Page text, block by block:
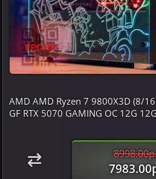
AMD AMD Ryzen 7 9800X3D (8/
GF RTX 5070 GAMING OC 12G